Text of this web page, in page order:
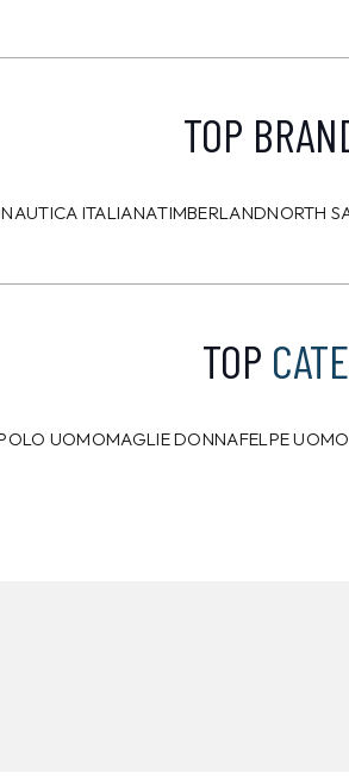
TOP
ITALIANATIMBERLANDNORTH
TOP
UOMOMAGLIE DONNAFELPE UOMO